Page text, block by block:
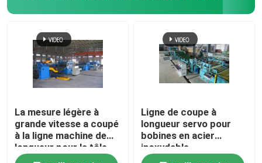
La mesure légère à
grande vitesse a coupé
à la ligne machine de
longueur pour la tôle
d'acier 25pcs X 2m
Ligne de coupe à
longueur servo pour
bobines en acier
inoxydable